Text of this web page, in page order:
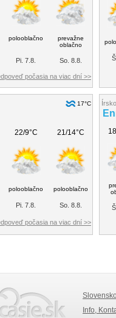
polooblačno
prevažne
oblačno
Pi. 7.8. So. 8.8.
počasia na viac dní >>
17°C
22/9°C 21/14°C
polooblačno polooblačno
Pi. 7.8. So. 8.8.
počasia na viac dní >>
Írsko
Slovensko
Info,